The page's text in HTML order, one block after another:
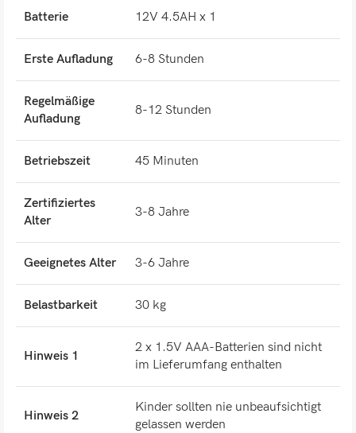
Batterie 12V 4.5AH x 1
Erste Aufladung 6-8 Stunden
Regelmäßige
Aufladung
8-12 Stunden
Betriebszeit 45 Minuten
Zertifiziertes
Alter
3-8 Jahre
Geeignetes Alter 3-6 Jahre
Belastbarkeit 30 kg
Hinweis 1
2 x 1.5V AAA-Batterien sind nicht
im Lieferumfang enthalten
Hinweis 2
Kinder sollten nie unbeaufsichtigt
gelassen werden